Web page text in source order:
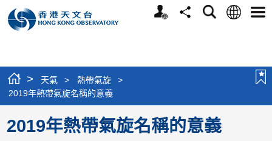
個
分
搜
語
選
> 天氣 > 熱帶氣旋
>
2019年熱帶氣旋名稱的意義
2019年熱帶氣旋名稱的意義